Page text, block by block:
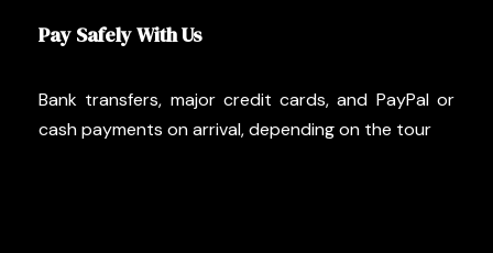
Pay Safely With Us
Bank transfers, major credit cards, and PayPal or
cash payments on arrival, depending on the tour